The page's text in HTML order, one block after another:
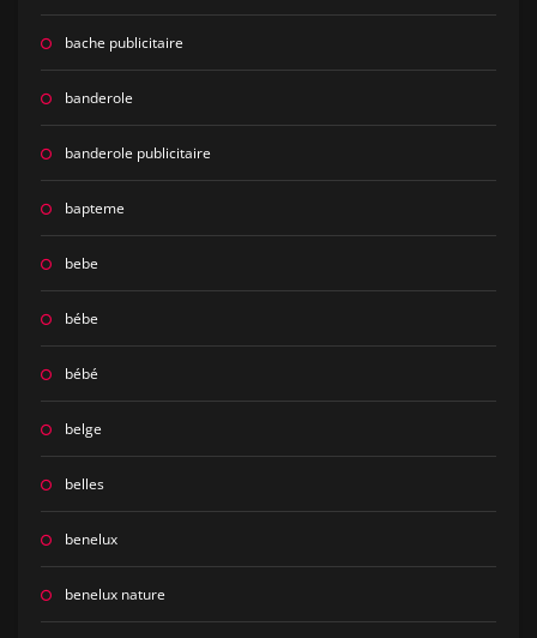
bache publicitaire
banderole
banderole publicitaire
bapteme
bebe
bébe
bébé
belge
belles
benelux
benelux nature